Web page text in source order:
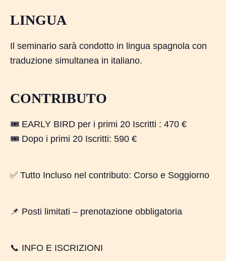
LINGUA
Il seminario sarà condotto in lingua spagnola con
traduzione simultanea in italiano.
CONTRIBUTO
🎟️ EARLY BIRD per i primi 20 Iscritti : 470 €
🎟️ Dopo i primi 20 Iscritti: 590 €
✅ Tutto Incluso nel contributo: Corso e Soggiorno
📌 Posti limitati – prenotazione obbligatoria
📞 INFO E ISCRIZIONI